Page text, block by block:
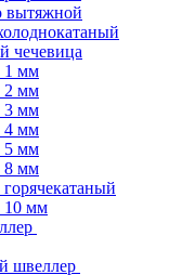
вытяжной
чечевица
1 мм
2 мм
3 мм
4 мм
5 мм
8 мм
10 мм
швеллер